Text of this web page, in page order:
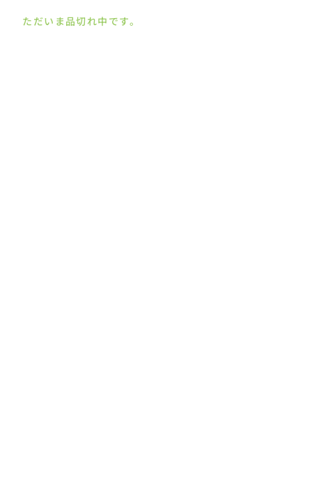
ただいま品切れ中です。